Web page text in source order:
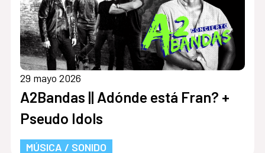
29 mayo 2026
A2Bandas || Adónde está Fran? +
Pseudo Idols
MÚSICA / SONIDO